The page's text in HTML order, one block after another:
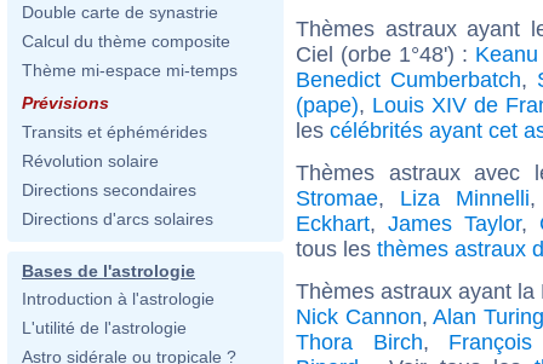
Double carte de synastrie
Calcul du thème composite
Thème mi-espace mi-temps
Prévisions
Transits et éphémérides
Révolution solaire
Directions secondaires
Directions d'arcs solaires
Bases de l'astrologie
Introduction à l'astrologie
L'utilité de l'astrologie
Astro sidérale ou tropicale ?
Thèmes astraux ayant
Ciel (orbe 1°48') :
Benedict Cumberbatch,
(pape), Louis XIV de
les célébrités ayant cet
Thèmes astraux
Stromae, Liza Minnelli
Eckhart, James Taylor,
tous les thèmes astraux
Thèmes astraux ayant
Nick Cannon,Alan
Thora Birch,